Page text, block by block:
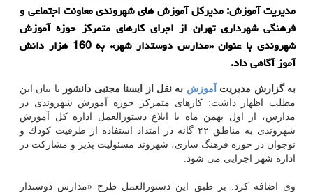
مدیریت آموزش: مدیركل آموزش های شهروندی معاونت اجتماعی و
فرهنگی شهرداری تهران از اجرای كارهای متمركز حوزه آموزش
شهروندی با عنوان «مدارس دوستدار شهر» به 160 هزار دانش
آموز آگاهی داد.
به گزارش مدیریت آموزش به نقل از ایسنا مجتبی دانشور با بیان این
مطلب اظهار داشت: كارهای متمركز حوزه آموزش شهروندی در
مدارس، از اول بهمن ماه با ابلاغ دستورالعمل اداره كل آموزش
شهروندی به مناطق ۲۲ گانه در امتداد استفاده از ظرفیت كودك و
نوجوان در حوزه فرهنگ سازی، شهروند مسئولیت پذیر و مشاركت در
اداره شهر اجرایی می شود.
وی اضافه كرد: بر طبق این دستورالعمل طرح «مدارس دوستدار